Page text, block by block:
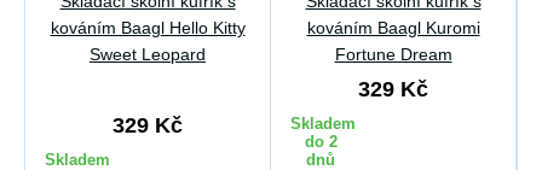
kováním Baagl Hello Kitty
Sweet Leopard
329 Kč
Skladem
kováním Baagl Kuromi
Fortune Dream
329 Kč
Skladem
do 2
dnů